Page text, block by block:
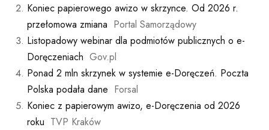
Koniec papierowego awizo w skrzynce. Od 2026 r.
przełomowa zmiana Portal Samorządowy
Listopadowy webinar dla podmiotów publicznych o e-
Doręczeniach Gov.pl
Ponad 2 mln skrzynek w systemie e-Doręczeń. Poczta
Polska podała dane Forsal
Koniec z papierowym awizo, e-Doręczenia od 2026
roku TVP Kraków